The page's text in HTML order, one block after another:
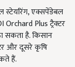
स्टेयरिंग, एक्सपेंडेबल
Plus ट्रैक्टर
सकता है. किसान
और दूसरे कृषि
हैं.